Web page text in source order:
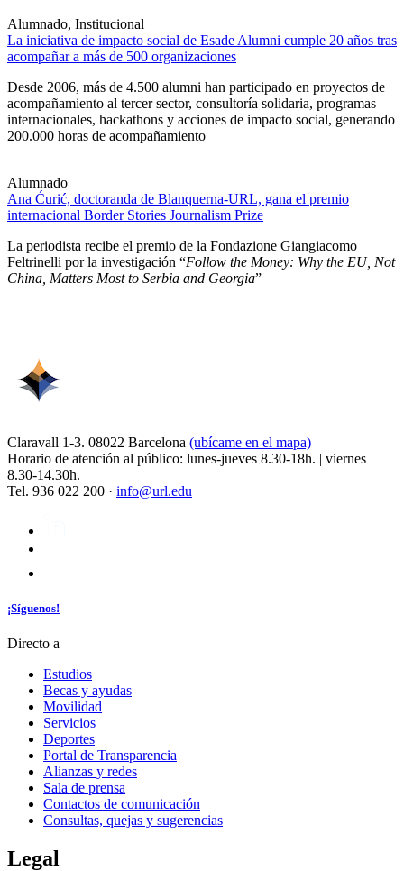
Alumnado, Institucional
La iniciativa de impacto social de Esade Alumni cumple 20 años tras
acompañar a más de 500 organizaciones
Desde 2006, más de 4.500 alumni han participado en proyectos de
acompañamiento al tercer sector, consultoría solidaria, programas
internacionales, hackathons y acciones de impacto social, generando
200.000 horas de acompañamiento
Alumnado
Ana Ćurić, doctoranda de Blanquerna-URL, gana el premio
internacional Border Stories Journalism Prize
La periodista recibe el premio de la Fondazione Giangiacomo
Feltrinelli por la investigación “Follow the Money: Why the EU, Not
China, Matters Most to Serbia and Georgia”
Claravall 1-3. 08022 Barcelona (ubícame en el mapa)
Horario de atención al público: lunes-jueves 8.30-18h. | viernes
8.30-14.30h.
Tel. 936 022 200 · info@url.edu
¡Síguenos!
Directo a
Estudios
Becas y ayudas
Movilidad
Servicios
Deportes
Portal de Transparencia
Alianzas y redes
Sala de prensa
Contactos de comunicación
Consultas, quejas y sugerencias
Legal